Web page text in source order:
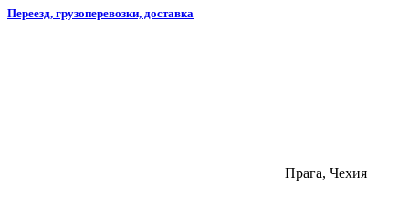
Переезд, грузоперевозки, доставка
Прага, Чехия